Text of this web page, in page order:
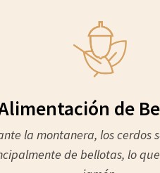
de
la montanera, los cerdos
de bellotas, lo